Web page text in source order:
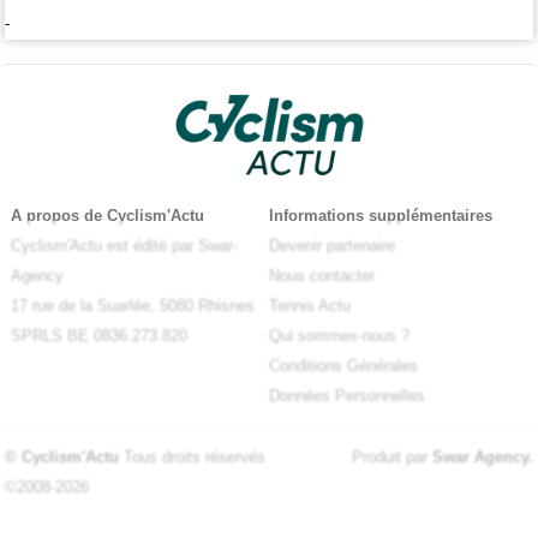
-
A propos de Cyclism'Actu
Cyclism'Actu est édité par Swar-
Agency
17 rue de la Suarlée, 5080 Rhisnes
SPRLS BE 0836.273.820
Informations supplémentaires
Devenir partenaire
Nous contacter
Tennis Actu
Qui sommes-nous ?
Conditions Générales
Données Personnelles
© Cyclism'Actu Tous droits réservés
©2008-2026
Produit par Swar Agency.